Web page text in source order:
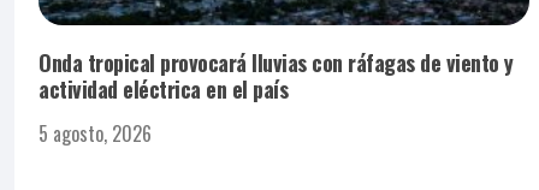
Onda tropical provocará lluvias con ráfagas de viento y
actividad eléctrica en el país
5 agosto, 2026